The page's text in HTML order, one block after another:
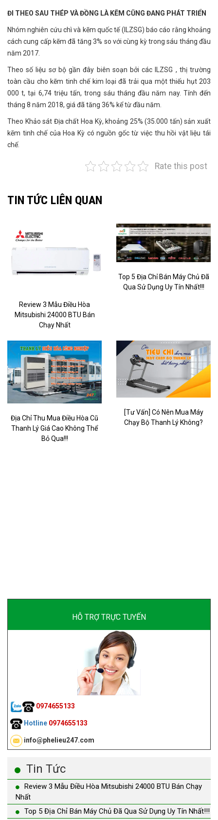
ĐI THEO SAU THÉP VÀ ĐỒNG LÀ KẼM CŨNG ĐANG PHÁT TRIỂN
Nhóm nghiên cứu chì và kẽm quốc tế (ILZSG) báo cáo rằng khoảng
cách cung cấp kẽm đã tăng 3% so với cùng kỳ trong sáu tháng đầu
năm 2017.
Theo số liệu sơ bộ gần đây biên soạn bởi các ILZSG , thị trường
toàn cầu cho kẽm tinh chế kim loại đã trải qua một thiếu hụt 203
000 t, tại 6,74 triệu tấn, trong sáu tháng đầu năm nay. Tính đến
tháng 8 năm 2018, giá đã tăng 36% kể từ đầu năm.
Theo Khảo sát Địa chất Hoa Kỳ, khoảng 25% (35.000 tấn) sản xuất
kẽm tinh chế của Hoa Kỳ có nguồn gốc từ việc thu hồi vật liệu tái
chế.
Rate this post
TIN TỨC LIÊN QUAN
Review 3 Mẫu Điều Hòa
Mitsubishi 24000 BTU Bán
Chạy Nhất
Top 5 Địa Chỉ Bán Máy Chủ Đã
Qua Sử Dụng Uy Tín Nhất!!!
Địa Chỉ Thu Mua Điều Hòa Cũ
Thanh Lý Giá Cao Không Thể
Bỏ Qua!!!
[Tư Vấn] Có Nên Mua Máy
Chạy Bộ Thanh Lý Không?
HỖ TRỢ TRỰC TUYẾN
0974655133
Hotline 0974655133
info@phelieu247.com
Tin Tức
Review 3 Mẫu Điều Hòa Mitsubishi 24000 BTU Bán Chạy
Nhất
Top 5 Địa Chỉ Bán Máy Chủ Đã Qua Sử Dụng Uy Tín Nhất!!!